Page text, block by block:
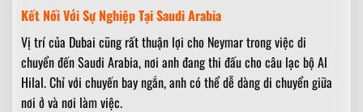
Kết Nối Với Sự Nghiệp Tại Saudi Arabia
Vị trí của Dubai cũng rất thuận lợi cho Neymar trong việc di
chuyển đến Saudi Arabia, nơi anh đang thi đấu cho câu lạc bộ Al
Hilal. Chỉ với chuyến bay ngắn, anh có thể dễ dàng di chuyển giữa
nơi ở và nơi làm việc.